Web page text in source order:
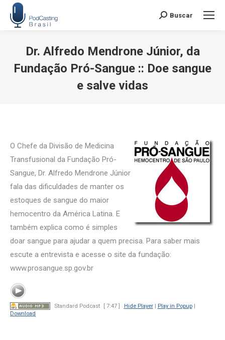
Search:
Buscar
Dr. Alfredo Mendrone Júnior, da
Fundação Pró-Sangue :: Doe sangue
e salve vidas
O Chefe da Divisão de Medicina
Transfusional da Fundação Pró-
Sangue, Dr. Alfredo Mendrone Júnior
fala das dificuldades de manter os
estoques de sangue do maior
hemocentro da América Latina. E
também explica como é simples
doar sangue para ajudar a quem precisa. Para saber mais
escute a entrevista e acesse o site da fundação:
www.prosangue.sp.gov.br
Standard Podcast [ 7:47 ] Hide Player| Play in Popup|
Download